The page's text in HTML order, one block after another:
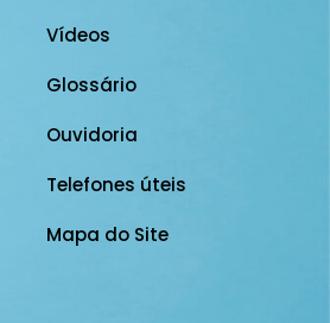
Vídeos
Glossário
Ouvidoria
Telefones úteis
Mapa do Site